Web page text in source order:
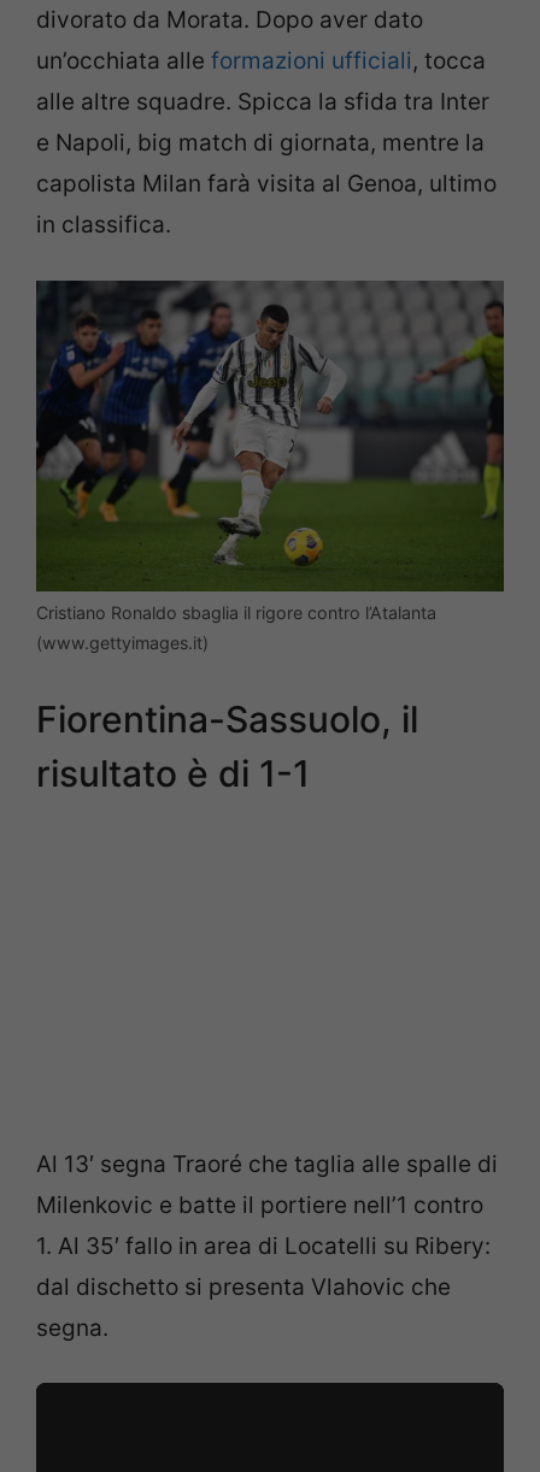
divorato da Morata. Dopo aver dato
un’occhiata alle formazioni ufficiali, tocca
alle altre squadre. Spicca la sfida tra Inter
e Napoli, big match di giornata, mentre la
capolista Milan farà visita al Genoa, ultimo
in classifica.
Cristiano Ronaldo sbaglia il rigore contro l’Atalanta
(www.gettyimages.it)
Fiorentina-Sassuolo, il
risultato è di 1-1
Al 13′ segna Traoré che taglia alle spalle di
Milenkovic e batte il portiere nell’1 contro
1. Al 35′ fallo in area di Locatelli su Ribery:
dal dischetto si presenta Vlahovic che
segna.